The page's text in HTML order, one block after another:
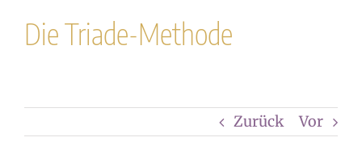
Die Triade-Methode
Zurück Vor